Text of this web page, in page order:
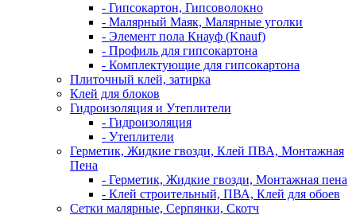
- Гипсокартон, Гипсоволокно
- Малярный Маяк, Малярные уголки
- Элемент пола Кнауф (Knauf)
- Профиль для гипсокартона
- Комплектующие для гипсокартона
Плиточный клей, затирка
Клей для блоков
Гидроизоляция и Утеплители
- Гидроизоляция
- Утеплители
Герметик, Жидкие гвозди, Клей ПВА, Монтажная
Пена
- Герметик, Жидкие гвозди, Монтажная пена
- Клей строительный, ПВА, Клей для обоев
Сетки малярные, Серпянки, Скотч